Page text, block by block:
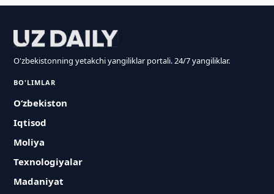
O'zbekistonning yetakchi yangiliklar portali. 24/7 yangiliklar.
BO'LIMLAR
O‘zbekiston
Iqtisod
Moliya
Texnologiyalar
Madaniyat